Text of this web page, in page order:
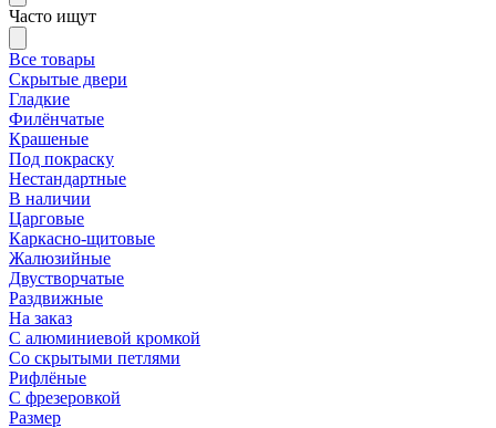
Часто ищут
Все товары
Скрытые двери
Гладкие
Филёнчатые
Крашеные
Под покраску
Нестандартные
В наличии
Царговые
Каркасно-щитовые
Жалюзийные
Двустворчатые
Раздвижные
На заказ
С алюминиевой кромкой
Со скрытыми петлями
Рифлёные
С фрезеровкой
Размер